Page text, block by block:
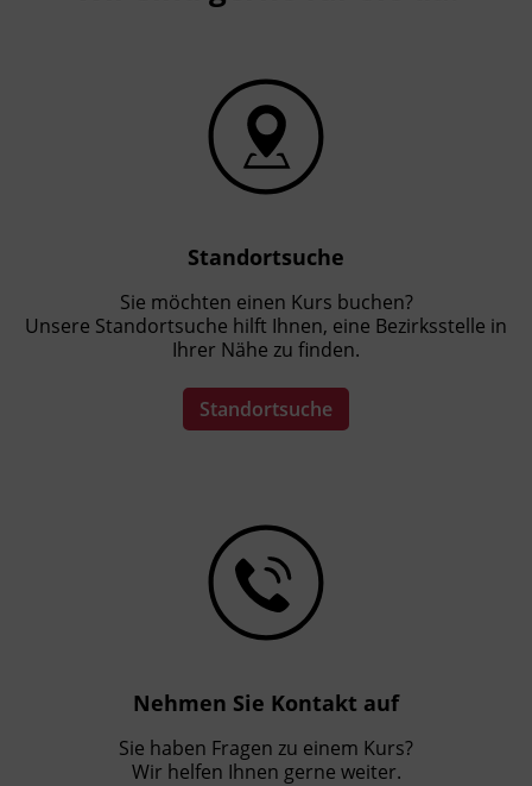
Standortsuche
Sie möchten einen Kurs buchen?
Unsere Standortsuche hilft Ihnen, eine Bezirksstelle in
Ihrer Nähe zu finden.
Standortsuche
Nehmen Sie Kontakt auf
Sie haben Fragen zu einem Kurs?
Wir helfen Ihnen gerne weiter.